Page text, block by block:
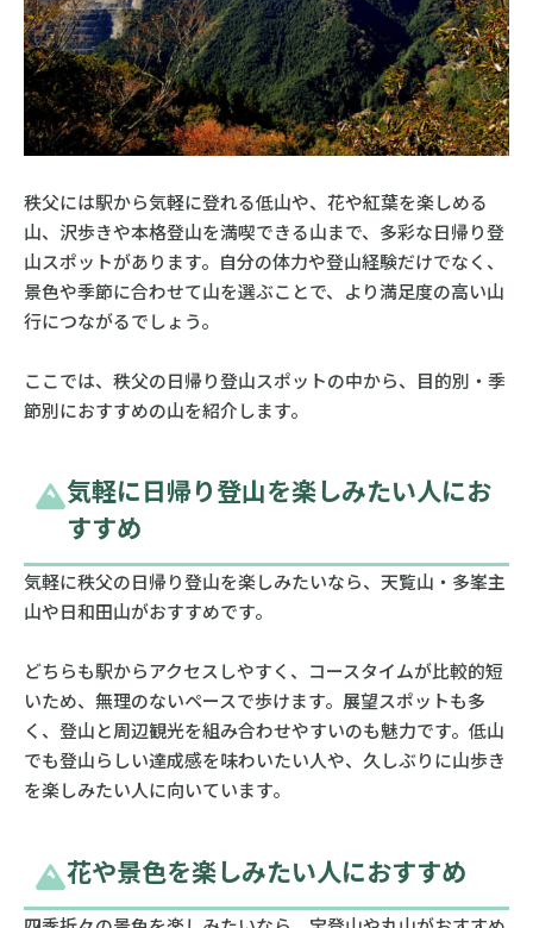
秩父には駅から気軽に登れる低山や、花や紅葉を楽しめる
山、沢歩きや本格登山を満喫できる山まで、多彩な日帰り登
山スポットがあります。自分の体力や登山経験だけでなく、
景色や季節に合わせて山を選ぶことで、より満足度の高い山
行につながるでしょう。
ここでは、秩父の日帰り登山スポットの中から、目的別・季
節別におすすめの山を紹介します。
気軽に日帰り登山を楽しみたい人にお
すすめ
気軽に秩父の日帰り登山を楽しみたいなら、天覧山・多峯主
山や日和田山がおすすめです。
どちらも駅からアクセスしやすく、コースタイムが比較的短
いため、無理のないペースで歩けます。展望スポットも多
く、登山と周辺観光を組み合わせやすいのも魅力です。低山
でも登山らしい達成感を味わいたい人や、久しぶりに山歩き
を楽しみたい人に向いています。
花や景色を楽しみたい人におすすめ